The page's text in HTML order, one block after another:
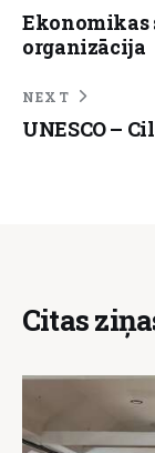
Ekonomikas
organizācija
NEXT
UNESCO –
Citas